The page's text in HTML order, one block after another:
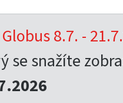
8.7. -
se snažíte